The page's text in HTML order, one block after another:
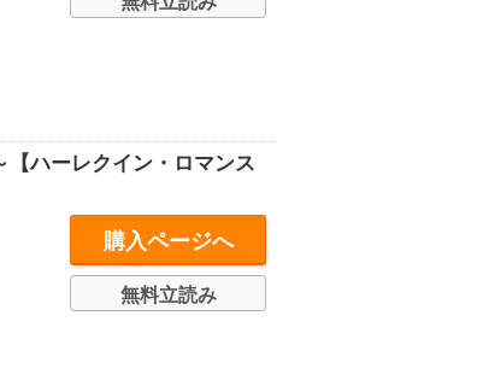
ハーレクイン・ロマンス
購入ページへ
無料立読み